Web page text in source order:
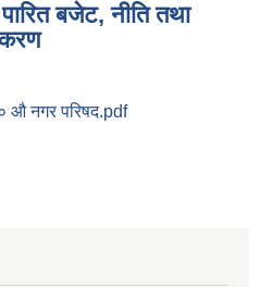
बजेट, नीति तथा
‍‌औ नगर परिषद.pdf